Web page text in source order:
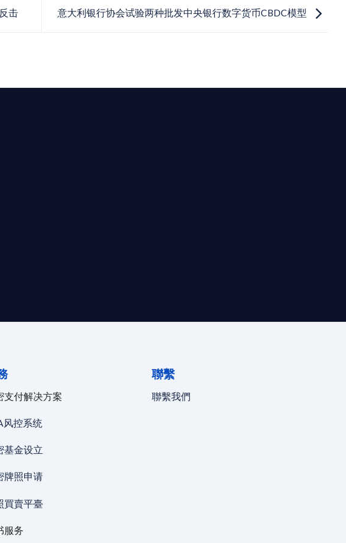
击 意大利银行协会试验两种批发中央银行数字货币CBDC模型
支付解决方案
风控系统
基金设立
牌照申请
買賣平臺
服务
聯繫
聯繫我們